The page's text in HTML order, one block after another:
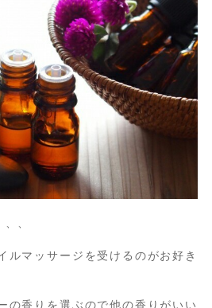
、
ルマッサージを受けるのがお好き
の香りを選ぶので他の香りがいい